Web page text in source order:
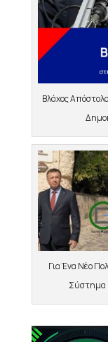
Βλάχος
Για Ένα Νέο
Σύστημα